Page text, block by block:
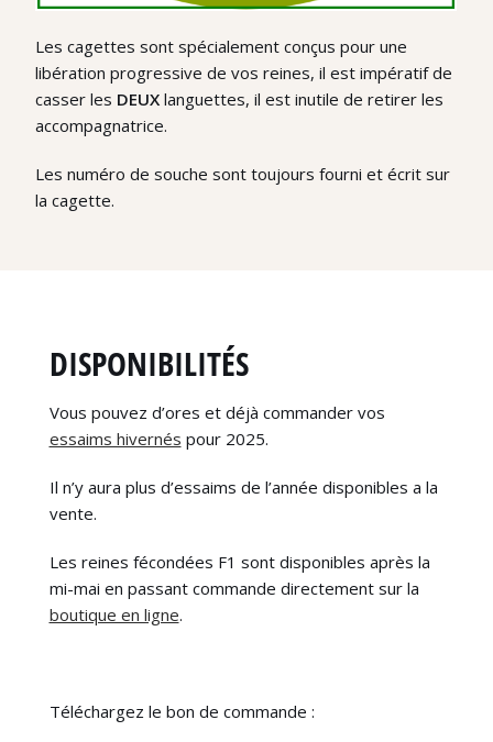
Les cagettes sont spécialement conçus pour une
libération progressive de vos reines, il est impératif de
casser les DEUX languettes, il est inutile de retirer les
accompagnatrice.
Les numéro de souche sont toujours fourni et écrit sur
la cagette.
DISPONIBILITÉS
Vous pouvez d’ores et déjà commander vos
essaims hivernés pour 2025.
Il n’y aura plus d’essaims de l’année disponibles a la
vente.
Les reines fécondées F1 sont disponibles après la
mi-mai en passant commande directement sur la
boutique en ligne.
Téléchargez le bon de commande :